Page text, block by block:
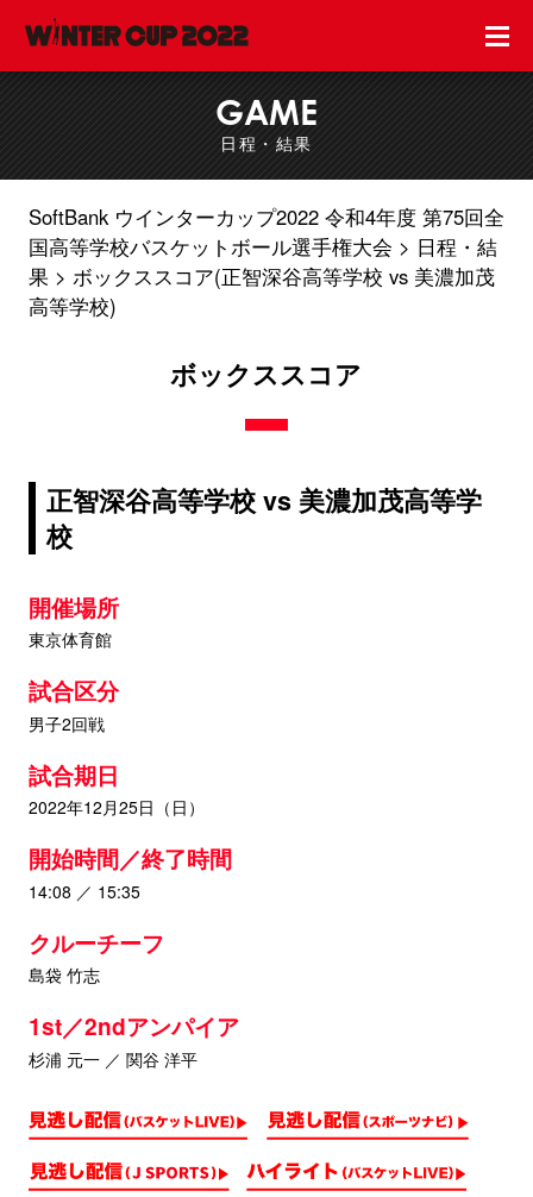
GAME
日程・結果
SoftBank ウインターカップ2022 令和4年度 第75回全
国高等学校バスケットボール選手権大会
日程・結
果
ボックススコア(正智深谷高等学校 vs 美濃加茂
高等学校)
ボックススコア
正智深谷高等学校 vs 美濃加茂高等学
校
開催場所
東京体育館
試合区分
男子2回戦
試合期日
2022年12月25日（日）
開始時間／終了時間
14:08 ／ 15:35
クルーチーフ
島袋 竹志
1st／2ndアンパイア
杉浦 元一 ／ 関谷 洋平